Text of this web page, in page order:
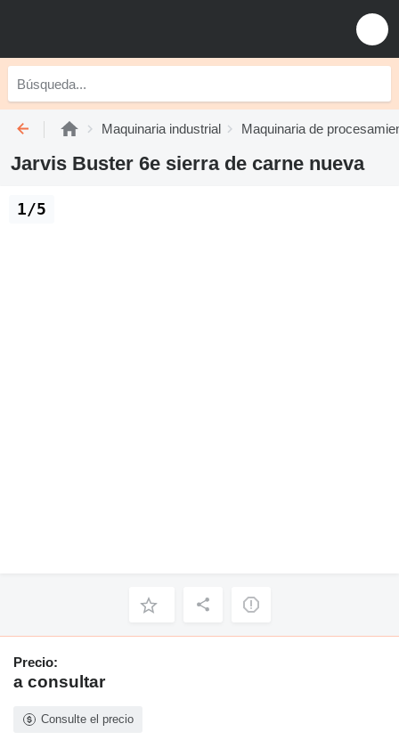
Maquinaria industrial Maquinaria de
Jarvis Buster 6e sierra de carne nueva
1/5
Precio:
a consultar
Consulte el precio